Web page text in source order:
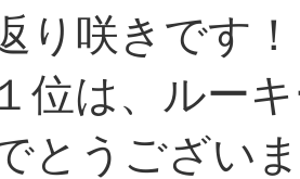
り咲きです！
位は、ルー
とうござい